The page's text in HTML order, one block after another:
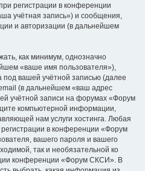
регистрации в конференции
учётная запись») и сообщения,
и авторизации (в дальнейшем
как минимум, однозначно
«ваше имя пользователя»),
вашей учётной записью (далее
(в дальнейшем «ваш адрес
учётной записи на форумах «Форум
компьютерной информации,
нам услуги хостинга. Любая
в конференции «Форум
вашего пароля и вашего
так и необязательной ко
конференции «Форум СКСИ». В